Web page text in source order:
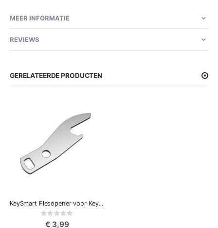
MEER INFORMATIE
REVIEWS
GERELATEERDE PRODUCTEN
KeySmart Flesopener voor Keysmart, roestvrij staal
Rating:
€ 3,99